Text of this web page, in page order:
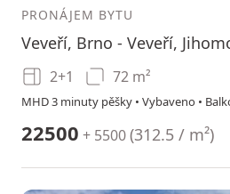
PRONÁJEM BYTU
Veveří, Brno - Veveří,
2+1 72 m²
MHD 3 minuty pěšky • Vybaveno •
22500 + 5500(312.5 / m²)